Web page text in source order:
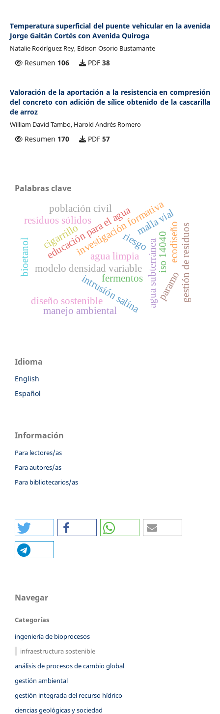
Temperatura superficial del puente vehicular en la avenida
Jorge Gaitán Cortés con Avenida Quiroga
Natalie Rodríguez Rey, Edison Osorio Bustamante
Resumen 106 PDF 38
Valoración de la aportación a la resistencia en compresión
del concreto con adición de sílice obtenido de la cascarilla
de arroz
William David Tambo, Harold Andrés Romero
Resumen 170 PDF 57
Palabras clave
investigación formativa
riesgoagua subterránea
modelo densidad variable
intrusión salina paramo
agua limpia
educación para el agua
residuos sólidos
gestión de residuos
manejo ambiental
malla vial
cigarrillo iso 14040
diseño sostenible
población civil
bioetanol
fermentos
ecodiseño
Idioma
English
Español
Información
Para lectores/as
Para autores/as
Para bibliotecarios/as
Navegar
Categorías
ingeniería de bioprocesos
infraestructura sostenible
análisis de procesos de cambio global
gestión ambiental
gestión integrada del recurso hídrico
ciencias geológicas y sociedad